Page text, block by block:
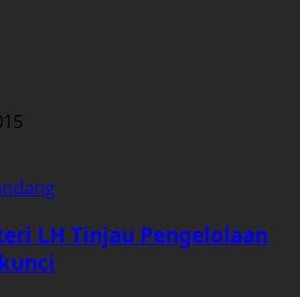
LH Tinjau Pengelolaan